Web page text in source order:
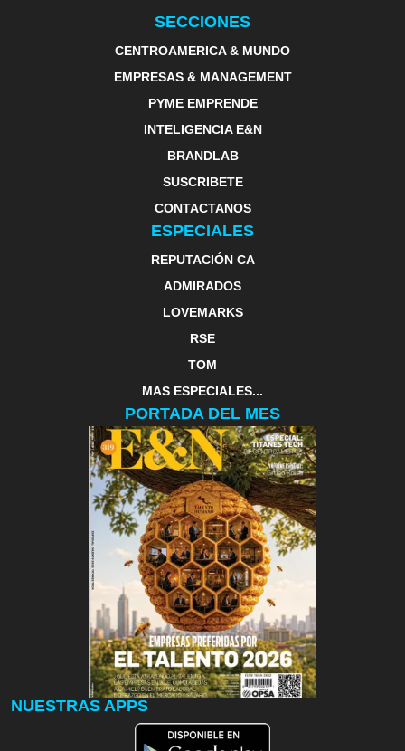
SECCIONES
CENTROAMERICA & MUNDO
EMPRESAS & MANAGEMENT
PYME EMPRENDE
INTELIGENCIA E&N
BRANDLAB
SUSCRIBETE
CONTACTANOS
ESPECIALES
REPUTACIÓN CA
ADMIRADOS
LOVEMARKS
RSE
TOM
MAS ESPECIALES...
PORTADA DEL MES
NUESTRAS APPS